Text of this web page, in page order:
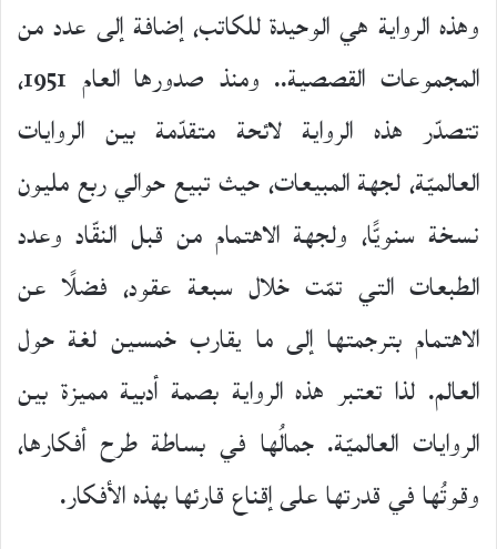
وهذه الرواية هي الوحيدة للكاتب، إضافة إلى عدد من
المجموعات القصصية.. ومنذ صدورها العام 1951،
تتصدّر هذه الرواية لائحة متقدّمة بين الروايات
العالميّة، لجهة المبيعات، حيث تبيع حوالي ربع مليون
نسخة سنويًّا، ولجهة الاهتمام من قبل النقّاد وعدد
الطبعات التي تمّت خلال سبعة عقود، فضلًا عن
الاهتمام بترجمتها إلى ما يقارب خمسين لغة حول
العالم. لذا تعتبر هذه الرواية بصمة أدبية مميزة بين
الروايات العالميّة. جمالُها في بساطة طرح أفكارها،
وقوتُها في قدرتها على إقناع قارئها بهذه الأفكار.